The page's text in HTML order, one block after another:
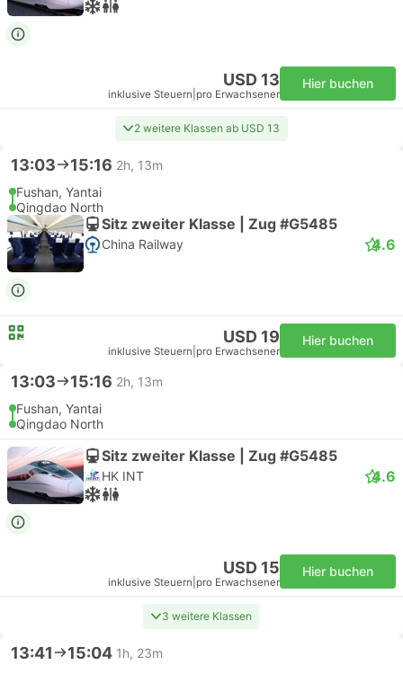
USD 13
inklusive Steuern pro Erwachsener
Hier buchen
2 weitere Klassen ab USD 13
13:03 15:16 2h, 13m
Fushan, Yantai
Qingdao North
Sitz zweiter Klasse | Zug #G5485
China Railway 4.6
USD 19
inklusive Steuern pro Erwachsener
Hier buchen
13:03 15:16 2h, 13m
Fushan, Yantai
Qingdao North
Sitz zweiter Klasse | Zug #G5485
HK INT 4.6
USD 15
inklusive Steuern pro Erwachsener
Hier buchen
3 weitere Klassen
13:41 15:04 1h, 23m